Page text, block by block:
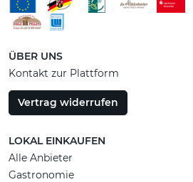
ÜBER UNS
Kontakt zur Plattform
Vertrag widerrufen
LOKAL EINKAUFEN
Alle Anbieter
Gastronomie